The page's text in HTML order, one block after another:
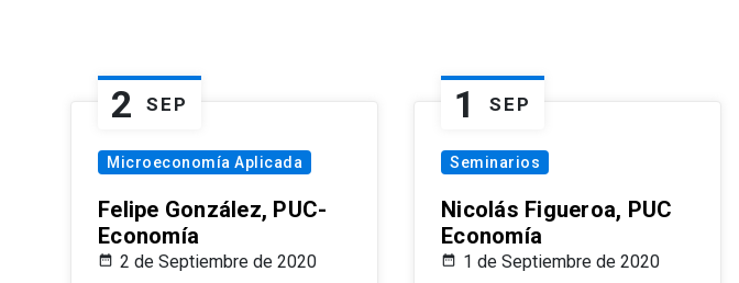
2 SEP
Microeconomía Aplicada
Felipe González, PUC-
Economía
2 de Septiembre de 2020
1 SEP
Seminarios
Nicolás Figueroa, PUC
Economía
1 de Septiembre de 2020